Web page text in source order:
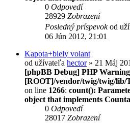
0 Odpovedí
28929 Zobrazení
Posledný príspevokod
06 Jún 2012, 21:01
Kapota+biely volant
od užívateľa hector» 21 Máj
[phpBB Debug] PHP Warning
[ROOT]/vendor/twig/twig/lib/
on line 1266: count():
object that implements
0 Odpovedí
28017 Zobrazení